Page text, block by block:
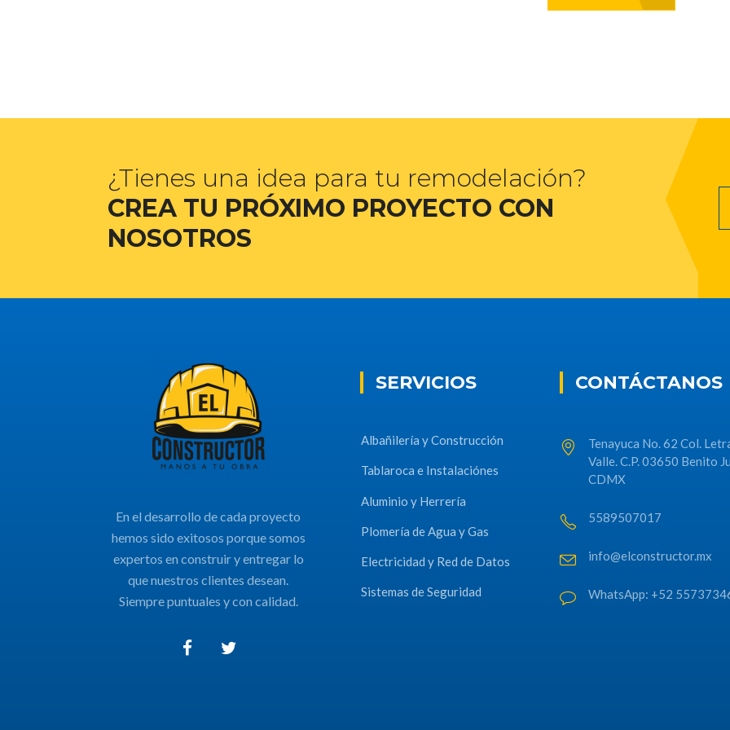
¿Tienes una idea para tu remodelación?
CREA TU PRÓXIMO PROYECTO CON
NOSOTROS
En el desarrollo de cada proyecto
hemos sido exitosos porque somos
expertos en construir y entregar lo
que nuestros clientes desean.
Siempre puntuales y con calidad.
SERVICIOS
Albañilería y Construcción
Tablaroca e Instalaciónes
Aluminio y Herrería
Plomería de Agua y Gas
Electricidad y Red de Datos
Sistemas de Seguridad
CONTÁCTANOS
Tenayuca No. 62 Col.
Valle. C.P. 03650 Benito
CDMX
5589507017
info@elconstructor.mx
WhatsApp: +52